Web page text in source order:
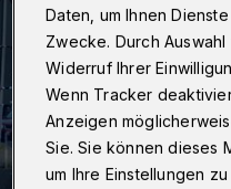
Daten, um Ihnen
Zwecke. Durch
Widerruf Ihrer
Wenn Tracker
Anzeigen
Sie. Sie können dieses
um Ihre Einstellungen